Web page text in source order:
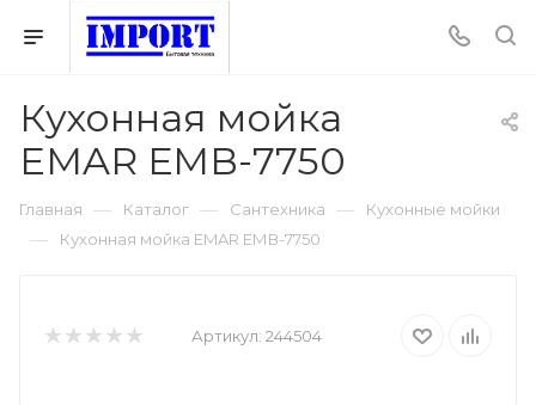
Кухонная мойка
EMAR ЕМВ-7750
Главная — Каталог — Сантехника — Кухонные мойки
— Кухонная мойка EMAR ЕМВ-7750
Артикул: 244504